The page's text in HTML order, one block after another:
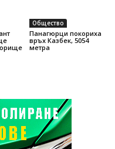
Общество
Панагюрци покориха
връх Казбек, 5054
метра